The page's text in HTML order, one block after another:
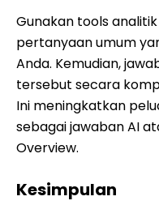
Gunakan tools
pertanyaan umum
Anda. Kemudian,
tersebut secara
Ini meningkatkan
sebagai jawaban AI
Overview.
Kesimpulan